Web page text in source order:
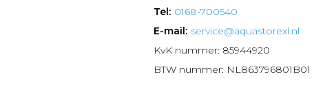
Tel: 0168-700540
E-mail: service@aquastorexl.nl
KvK nummer: 85944920
BTW nummer: NL863796801B01